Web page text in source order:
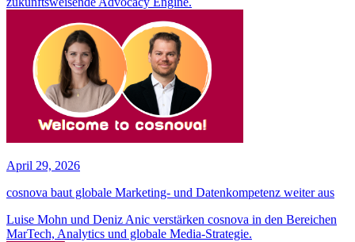
April 29, 2026
cosnova baut globale Marketing- und Datenkompetenz weiter aus
Luise Mohn und Deniz Anic verstärken cosnova in den Bereichen
MarTech, Analytics und globale Media-Strategie.